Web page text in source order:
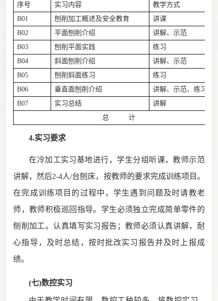
序号 实习内容
教学方式
B01
刨削加工概述及安全教育
讲课
B02
平面刨削介绍
讲解、示范
B03
刨削平面实践
练习
B04
斜面刨削介绍
讲解、示范
B05
刨削斜面练习
练习
B06
垂直面刨削介绍
讲解、示范、练习
B07
实习总结
讲解
总 计
4.实习要求
在冷加工实习基地进行，学生分组听课，教师示范
讲解，然后2-4人/台刨床，按教师的要求完成训练项目。
在完成训练项目的过程中，学生遇到问题及时请教老
师，教师积极巡回指导。学生必须独立完成简单零件的
刨削加工。认真填写实习报告；教师必须认真讲解，耐
心指导，及时总结，按时批改实习报告并及时上报成
绩。
(七)数控实习